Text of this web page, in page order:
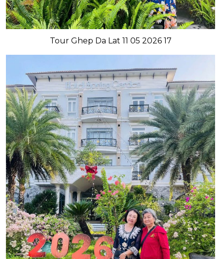
Tour Ghep Da Lat 11 05 2026 17